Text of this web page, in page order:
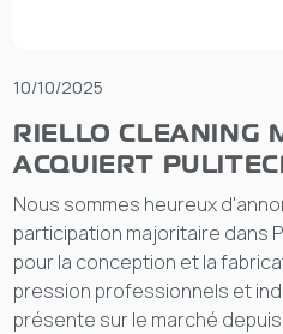
10/10/2025
RIELLO CLEANING
ACQUIERT
Nous sommes heureux
participation majoritaire dans
pour la conception et la
pression professionnels et
présente sur le marché depuis